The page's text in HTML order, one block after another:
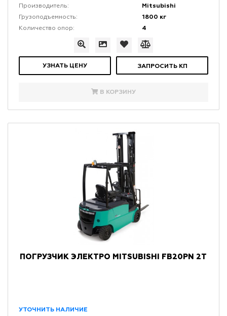
Производитель:
Mitsubishi
Грузоподъемность: 1800 кг
Количество опор: 4
УЗНАТЬ ЦЕНУ ЗАПРОСИТЬ КП
В КОРЗИНУ
ПОГРУЗЧИК ЭЛЕКТРО MITSUBISHI FB20PN 2Т
УТОЧНИТЬ НАЛИЧИЕ